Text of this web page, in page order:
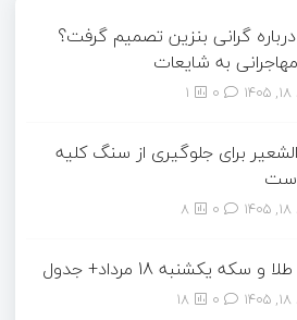
گرانی بنزین تصمیم گرفت؟
به شایعات
1
برای جلوگیری از سنگ کلیه
8
سکه یکشنبه 18 مرداد+ جدول
18